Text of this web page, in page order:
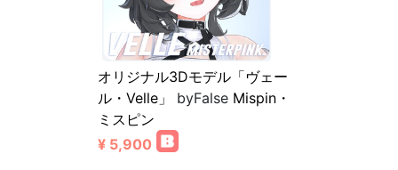
オリジナル3Dモデル「ヴェー
ル・Velle」
byFalse Mispin・
ミスピン
¥ 5,900